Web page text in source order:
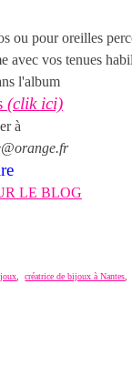
ou pour oreilles
avec vos tenues
l'album
(clik ici)
à
,créatrice de bijoux à Nantes